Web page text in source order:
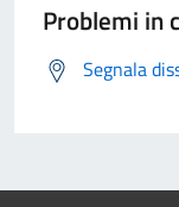
Problemi in
Segnala